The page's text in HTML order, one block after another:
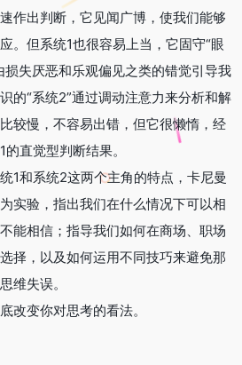
作出判断，它见闻广博，使我们能够
。但系统1也很容易上当，它固守“眼
损失厌恶和乐观偏见之类的错觉引导我
的“系统2”通过调动注意力来分析和解
较慢，不容易出错，但它很懒惰，经
直觉型判断结果。
1和系统2这两个主角的特点，卡尼曼
实验，指出我们在什么情况下可以相
能相信；指导我们如何在商场、职场
择，以及如何运用不同技巧来避免那
维失误。
改变你对思考的看法。